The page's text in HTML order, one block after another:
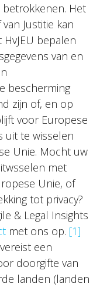
betrokkenen. Het
Justitie kan
bepalen
van en
bescherming
zijn of, en op
voor Europese
uit te wisselen
Unie. Mocht uw
met
Unie, of
tot privacy?
& Legal Insights
met ons op. [1]
een
doorgifte van
landen (landen